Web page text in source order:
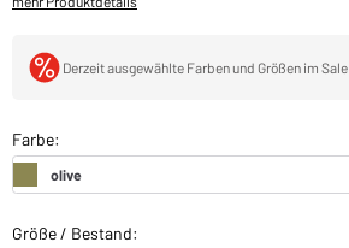
Derzeit ausgewählte Farben und Größen im Sale